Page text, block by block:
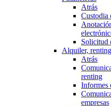
Atrás
Custodia
Solicitud
Alquiler,
Atrás
renting
Informes
empresas